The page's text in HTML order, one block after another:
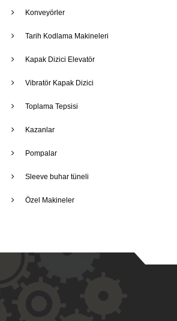
Konveyörler
Tarih Kodlama Makineleri
Kapak Dizici Elevatör
Vibratör Kapak Dizici
Toplama Tepsisi
Kazanlar
Pompalar
Sleeve buhar tüneli
Özel Makineler